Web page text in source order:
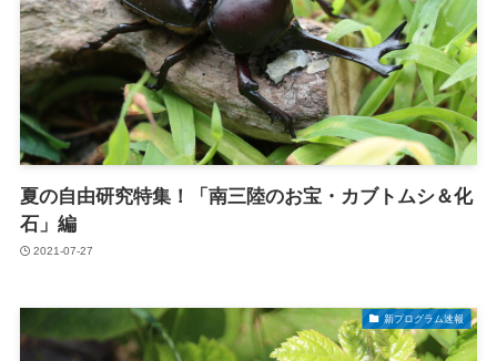
夏の自由研究特集！「南三陸のお宝・カブトムシ＆化
石」編
2021-07-27
新プログラム速報